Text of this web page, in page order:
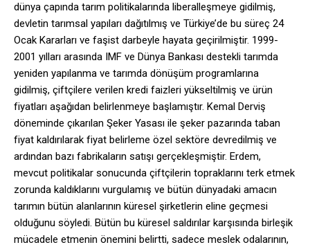
dünya çapında tarım politikalarında liberalleşmeye gidilmiş,
devletin tarımsal yapıları dağıtılmış ve Türkiye’de bu süreç 24
Ocak Kararları ve faşist darbeyle hayata geçirilmiştir. 1999-
2001 yılları arasında IMF ve Dünya Bankası destekli tarımda
yeniden yapılanma ve tarımda dönüşüm programlarına
gidilmiş, çiftçilere verilen kredi faizleri yükseltilmiş ve ürün
fiyatları aşağıdan belirlenmeye başlamıştır. Kemal Derviş
döneminde çıkarılan Şeker Yasası ile şeker pazarında taban
fiyat kaldırılarak fiyat belirleme özel sektöre devredilmiş ve
ardından bazı fabrikaların satışı gerçekleşmiştir. Erdem,
mevcut politikalar sonucunda çiftçilerin topraklarını terk etmek
zorunda kaldıklarını vurgulamış ve bütün dünyadaki amacın
tarımın bütün alanlarının küresel şirketlerin eline geçmesi
olduğunu söyledi. Bütün bu küresel saldırılar karşısında birleşik
mücadele etmenin önemini belirtti, sadece meslek odalarının,